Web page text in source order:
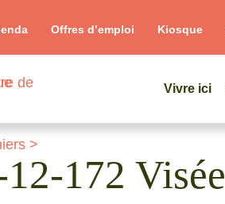
Offres d’emploi Kiosque
Vivre ici
>
172 Visée